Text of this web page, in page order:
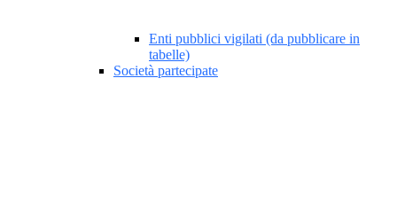
Enti pubblici vigilati (da pubblicare in
tabelle)
Società partecipate